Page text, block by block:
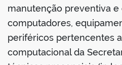
manutenção preventiva
computadores,
periféricos pertencentes
computacional da